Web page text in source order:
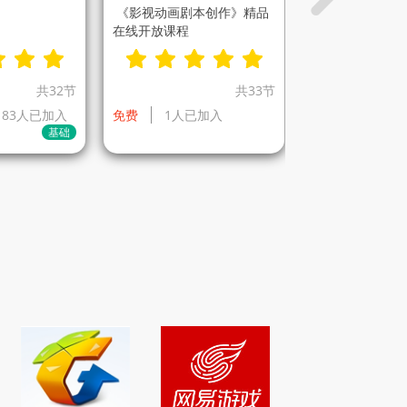
共32节
人已加入
基础
《影视动画剧本创作》精品
在线开放课程
共33节
免费
1人已加入